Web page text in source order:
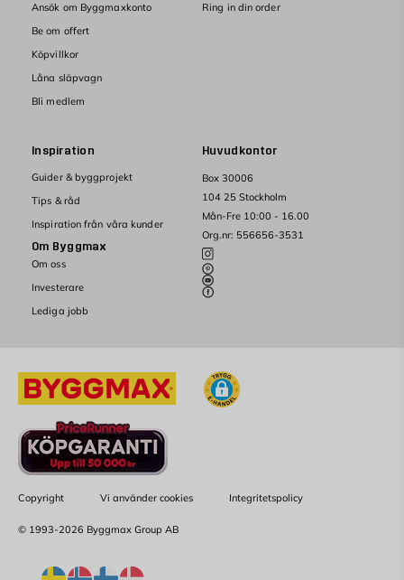
Huvudkontor
Box 30006
104 25 Stockholm
Mån-Fre 10:00 - 16.00
Org.nr: 556656-3531
Ansök om Byggmaxkonto
Be om offert
Köpvillkor
Låna släpvagn
Bli medlem
Ring in din order
Inspiration
Guider & byggprojekt
Tips & råd
Inspiration från våra kunder
Om Byggmax
Om oss
Investerare
Lediga jobb
Copyright Vi använder cookies Integritetspolicy
© 1993-2026 Byggmax Group AB